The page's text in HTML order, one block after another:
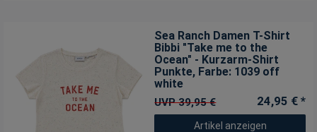
Sea Ranch Damen T-Shirt
Bibbi "Take me to the
Ocean" - Kurzarm-Shirt
Punkte, Farbe: 1039 off
white
UVP 39,95 € 24,95 € *
Artikel anzeigen